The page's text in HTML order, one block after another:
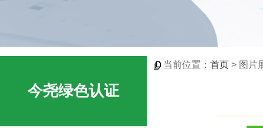
今尧绿色认证
当前位置： 首页 > 图片